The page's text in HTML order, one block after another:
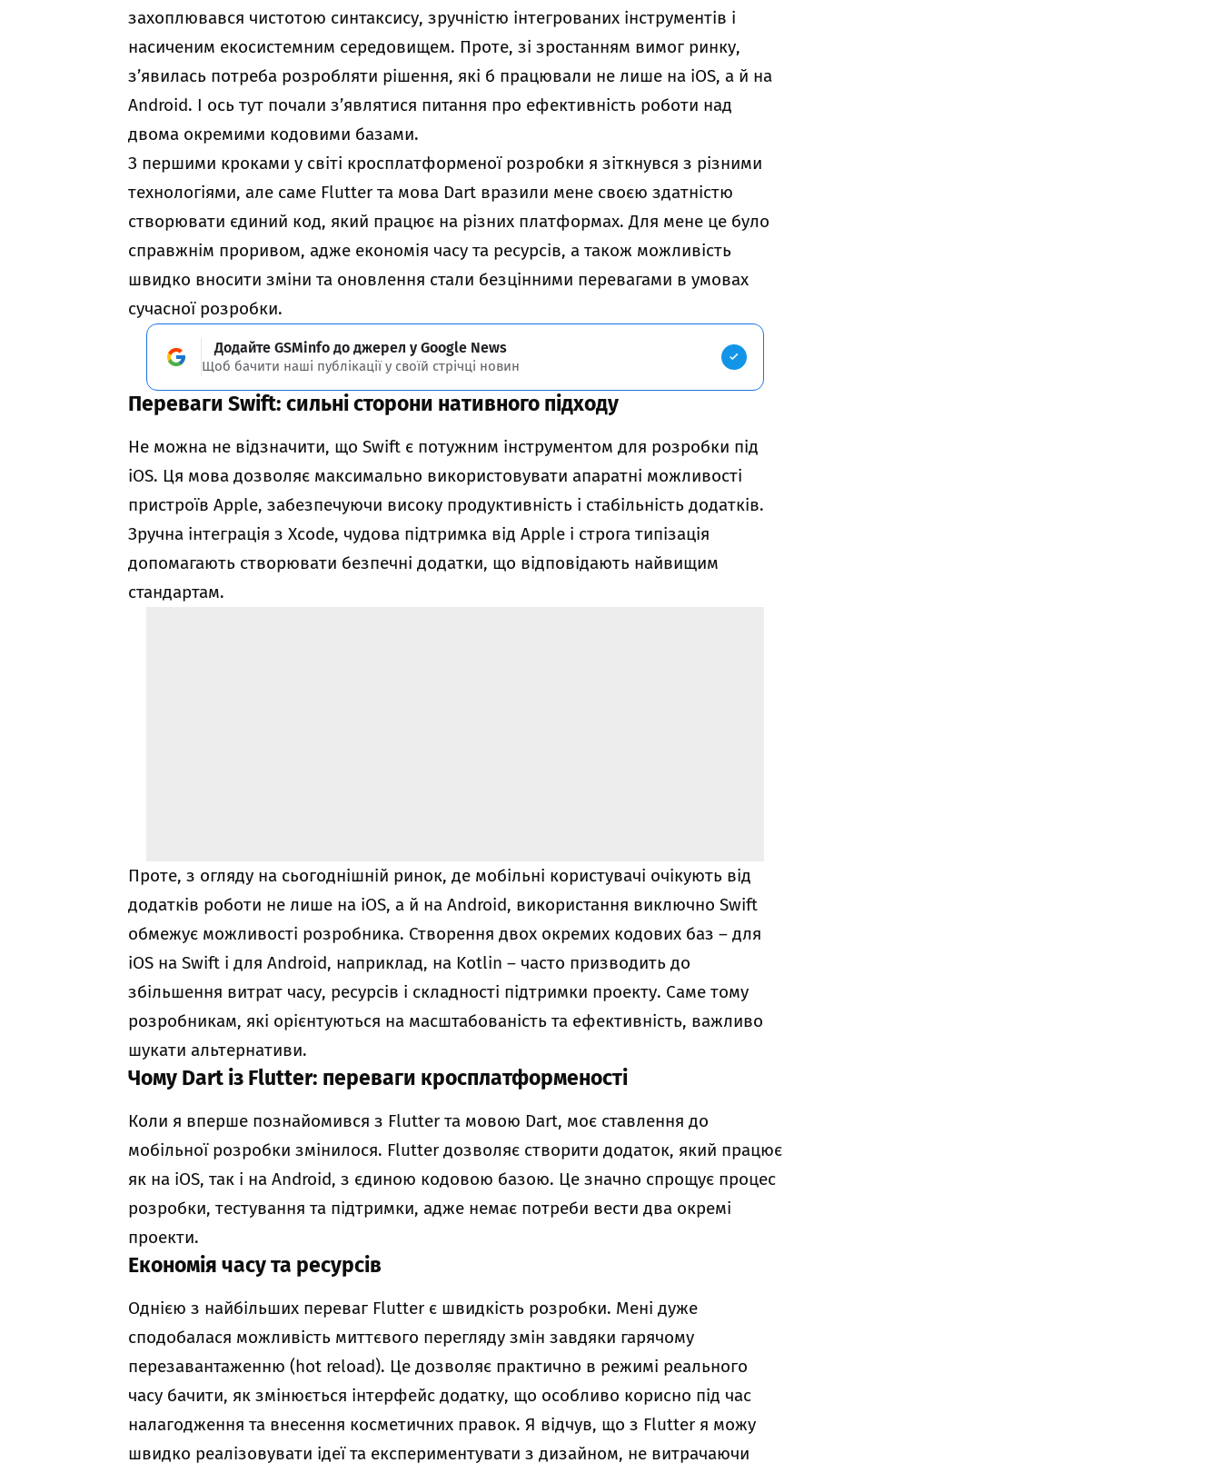
захоплювався чистотою синтаксису, зручністю інтегрованих інструментів і
насиченим екосистемним середовищем. Проте, зі зростанням вимог ринку,
з’явилась потреба розробляти рішення, які б працювали не лише на iOS, а й на
Android. І ось тут почали з’являтися питання про ефективність роботи над
двома окремими кодовими базами.
З першими кроками у світі кросплатформеної розробки я зіткнувся з різними
технологіями, але саме Flutter та мова Dart вразили мене своєю здатністю
створювати єдиний код, який працює на різних платформах. Для мене це було
справжнім проривом, адже економія часу та ресурсів, а також можливість
швидко вносити зміни та оновлення стали безцінними перевагами в умовах
сучасної розробки.
Додайте GSMinfo до джерел у Google News
Щоб бачити наші публікації у своїй стрічці новин
Переваги Swift: сильні сторони нативного підходу
Не можна не відзначити, що Swift є потужним інструментом для розробки під
iOS. Ця мова дозволяє максимально використовувати апаратні можливості
пристроїв Apple, забезпечуючи високу продуктивність і стабільність додатків.
Зручна інтеграція з Xcode, чудова підтримка від Apple і строга типізація
допомагають створювати безпечні додатки, що відповідають найвищим
стандартам.
Проте, з огляду на сьогоднішній ринок, де мобільні користувачі очікують від
додатків роботи не лише на iOS, а й на Android, використання виключно Swift
обмежує можливості розробника. Створення двох окремих кодових баз – для
iOS на Swift і для Android, наприклад, на Kotlin – часто призводить до
збільшення витрат часу, ресурсів і складності підтримки проекту. Саме тому
розробникам, які орієнтуються на масштабованість та ефективність, важливо
шукати альтернативи.
Чому Dart із Flutter: переваги кросплатформеності
Коли я вперше познайомився з Flutter та мовою Dart, моє ставлення до
мобільної розробки змінилося. Flutter дозволяє створити додаток, який працює
як на iOS, так і на Android, з єдиною кодовою базою. Це значно спрощує процес
розробки, тестування та підтримки, адже немає потреби вести два окремі
проекти.
Економія часу та ресурсів
Однією з найбільших переваг Flutter є швидкість розробки. Мені дуже
сподобалася можливість миттєвого перегляду змін завдяки гарячому
перезавантаженню (hot reload). Це дозволяє практично в режимі реального
часу бачити, як змінюється інтерфейс додатку, що особливо корисно під час
налагодження та внесення косметичних правок. Я відчув, що з Flutter я можу
швидко реалізовувати ідеї та експериментувати з дизайном, не витрачаючи